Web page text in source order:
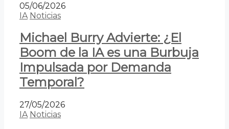
05/06/2026
IA Noticias
Michael Burry Advierte: ¿El
Boom de la IA es una Burbuja
Impulsada por Demanda
Temporal?
27/05/2026
IA Noticias